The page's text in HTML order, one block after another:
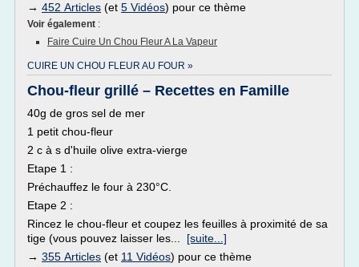
→ 452 Articles (et 5 Vidéos) pour ce thème
Voir également :
Faire Cuire Un Chou Fleur A La Vapeur
CUIRE UN CHOU FLEUR AU FOUR »
Chou-fleur grillé – Recettes en Famille
40g de gros sel de mer
1 petit chou-fleur
2 c à s d'huile olive extra-vierge
Etape 1 :
Préchauffez le four à 230°C.
Etape 2 :
Rincez le chou-fleur et coupez les feuilles à proximité de sa
tige (vous pouvez laisser les... [suite...]
→ 355 Articles (et 11 Vidéos) pour ce thème